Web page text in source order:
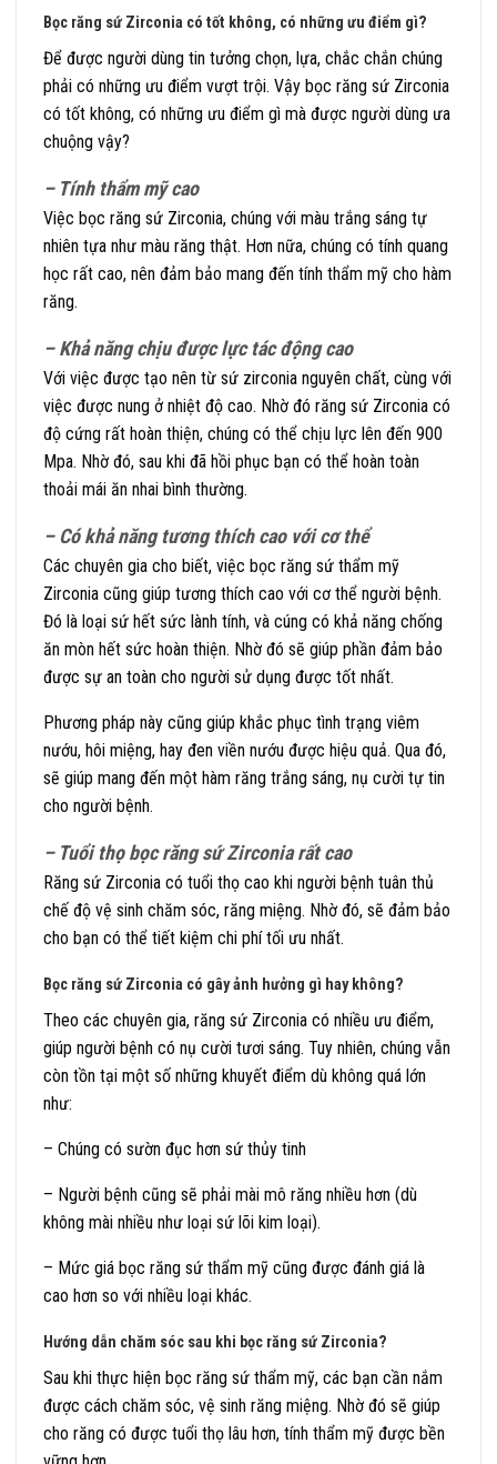
Bọc răng sứ Zirconia có tốt không, có những ưu điểm gì?
Để được người dùng tin tưởng chọn, lựa, chắc chắn chúng
phải có những ưu điểm vượt trội. Vậy bọc răng sứ Zirconia
có tốt không, có những ưu điểm gì mà được người dùng ưa
chuộng vậy?
– Tính thẩm mỹ cao
Việc bọc răng sứ Zirconia, chúng với màu trắng sáng tự
nhiên tựa như màu răng thật. Hơn nữa, chúng có tính quang
học rất cao, nên đảm bảo mang đến tính thẩm mỹ cho hàm
răng.
– Khả năng chịu được lực tác động cao
Với việc được tạo nên từ sứ zirconia nguyên chất, cùng với
việc được nung ở nhiệt độ cao. Nhờ đó răng sứ Zirconia có
độ cứng rất hoàn thiện, chúng có thể chịu lực lên đến 900
Mpa. Nhờ đó, sau khi đã hồi phục bạn có thể hoàn toàn
thoải mái ăn nhai bình thường.
– Có khả năng tương thích cao với cơ thể
Các chuyên gia cho biết, việc bọc răng sứ thẩm mỹ
Zirconia cũng giúp tương thích cao với cơ thể người bệnh.
Đó là loại sứ hết sức lành tính, và cúng có khả năng chống
ăn mòn hết sức hoàn thiện. Nhờ đó sẽ giúp phần đảm bảo
được sự an toàn cho người sử dụng được tốt nhất.
Phương pháp này cũng giúp khắc phục tình trạng viêm
nướu, hôi miệng, hay đen viền nướu được hiệu quả. Qua đó,
sẽ giúp mang đến một hàm răng trắng sáng, nụ cười tự tin
cho người bệnh.
– Tuổi thọ bọc răng sứ Zirconia rất cao
Răng sứ Zirconia có tuổi thọ cao khi người bệnh tuân thủ
chế độ vệ sinh chăm sóc, răng miệng. Nhờ đó, sẽ đảm bảo
cho bạn có thể tiết kiệm chi phí tối ưu nhất.
Bọc răng sứ Zirconia có gây ảnh hưởng gì hay không?
Theo các chuyên gia, răng sứ Zirconia có nhiều ưu điểm,
giúp người bệnh có nụ cười tươi sáng. Tuy nhiên, chúng vẫn
còn tồn tại một số những khuyết điểm dù không quá lớn
như:
– Chúng có sườn đục hơn sứ thủy tinh
– Người bệnh cũng sẽ phải mài mô răng nhiều hơn (dù
không mài nhiều như loại sứ lõi kim loại).
– Mức giá bọc răng sứ thẩm mỹ cũng được đánh giá là
cao hơn so với nhiều loại khác.
Hướng dẫn chăm sóc sau khi bọc răng sứ Zirconia?
Sau khi thực hiện bọc răng sứ thẩm mỹ, các bạn cần nắm
được cách chăm sóc, vệ sinh răng miệng. Nhờ đó sẽ giúp
cho răng có được tuổi thọ lâu hơn, tính thẩm mỹ được bền